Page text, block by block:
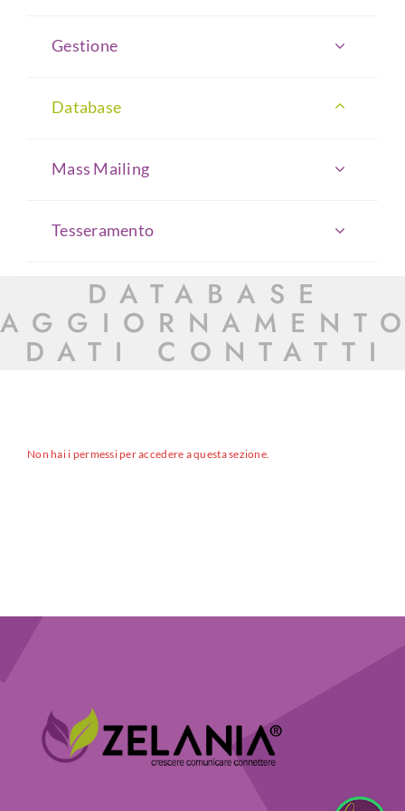
Gestione
Database
Mass Mailing
Tesseramento
DATABASE
DATI CONTATTI
Non hai i permessi per accedere a questa sezione.